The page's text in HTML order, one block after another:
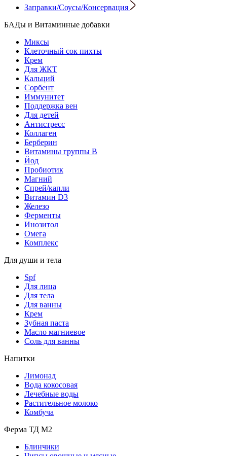
Заправки/Соусы/Консервация
БАДы и Витаминные добавки
Миксы
Клеточный сок пихты
Крем
Для ЖКТ
Кальций
Сорбент
Иммунитет
Поддержка вен
Для детей
Антистресс
Коллаген
Берберин
Витамины группы B
Йод
Пробиотик
Магний
Спрей/капли
Витамин D3
Железо
Ферменты
Инозитол
Омега
Комплекс
Для души и тела
Spf
Для лица
Для тела
Для ванны
Крем
Зубная паста
Масло магниевое
Соль для ванны
Напитки
Лимонад
Вода кокосовая
Лечебные воды
Растительное молоко
Комбуча
Ферма ТД М2
Блинчики